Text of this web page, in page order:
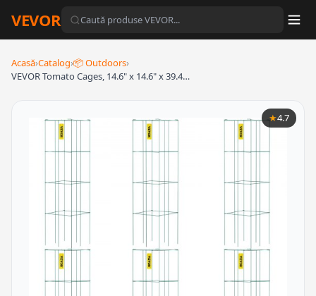
VEVOR
Acasă›Catalog›📦 Outdoors›
VEVOR Tomato Cages, 14.6" x 14.6" x 39.4…
★4.7